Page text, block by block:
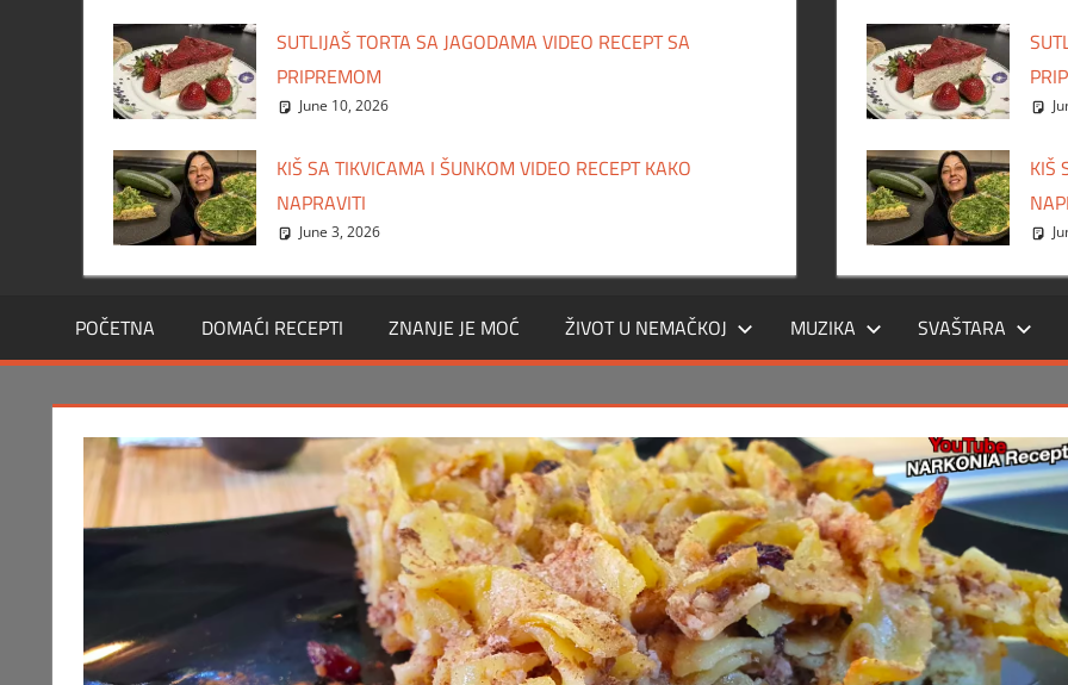
SUTLIJAŠ TORTA SA JAGODAMA VIDEO RECEPT SA
PRIPREMOM
June 10, 2026
KIŠ SA TIKVICAMA I ŠUNKOM VIDEO RECEPT KAKO
NAPRAVITI
June 3, 2026
KIŠ
POČETNA DOMAĆI RECEPTI ZNANJE JE MOĆ ŽIVOT U NEMAČKOJ MUZIKA SVAŠTARA